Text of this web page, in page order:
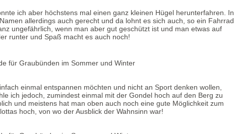
ich aber höchstens mal einen ganz kleinen Hügel herunterfahren. In
allerdings auch gerecht und da lohnt es sich auch, so ein Fahrrad
ungefährlich, wenn man aber gut geschützt ist und man etwas auf
runter und Spaß macht es auch noch!
einmal entspannen möchten und nicht an Sport denken wollen,
ich jedoch, zumindest einmal mit der Gondel hoch auf den Berg zu
und meistens hat man oben auch noch eine gute Möglichkeit zum
hoch, von wo der Ausblick der Wahnsinn war!